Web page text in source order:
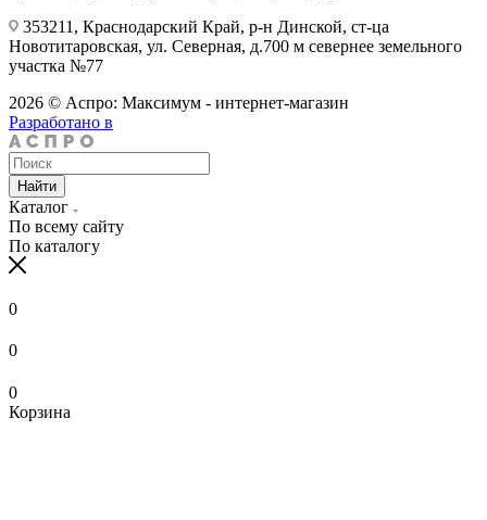
353211, Краснодарский Край, р-н Динской, ст-ца
Новотитаровская, ул. Северная, д.700 м севернее земельного
участка №77
2026 © Аспро: Максимум - интернет-магазин
Разработано в
Найти
Каталог
По всему сайту
По каталогу
0
0
0
Корзина